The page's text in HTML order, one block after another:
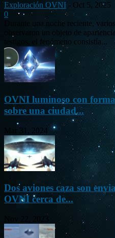
Exploración OVNI - Oct 5, 2025
0
Durante una noche reciente,
observaron un objeto de
testigos, el fenómeno consistía...
OVNI luminoso con
sobre una ciudad...
Mar 31, 2024
Dos aviones caza son
OVNI cerca de...
Nov 22, 2023